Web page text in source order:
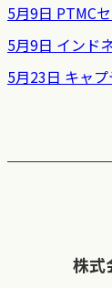
5月9日 PTMC
5月9日 インド
5月23日 キャ
株式